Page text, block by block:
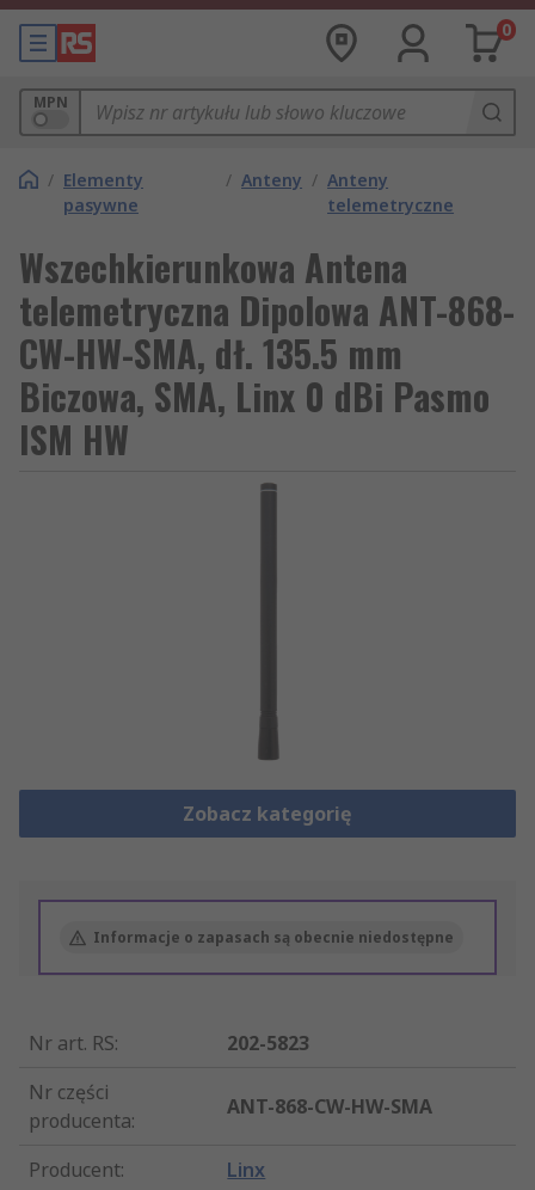
0
MPN
/ Elementy
pasywne
/ Anteny / Anteny
telemetryczne
Wszechkierunkowa Antena
telemetryczna Dipolowa ANT-868-
CW-HW-SMA, dł. 135.5 mm
Biczowa, SMA, Linx 0 dBi Pasmo
ISM HW
Zobacz kategorię
Informacje o zapasach są obecnie niedostępne
Nr art. RS:
202-5823
Nr części
producenta:
ANT-868-CW-HW-SMA
Producent: Linx